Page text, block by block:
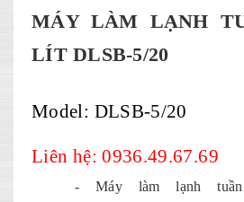
MÁY LÀM LẠNH
LÍT DLSB-5/20
Model: DLSB-5/20
Liên hệ: 0936.49.67.69
- Máy làm lạnh